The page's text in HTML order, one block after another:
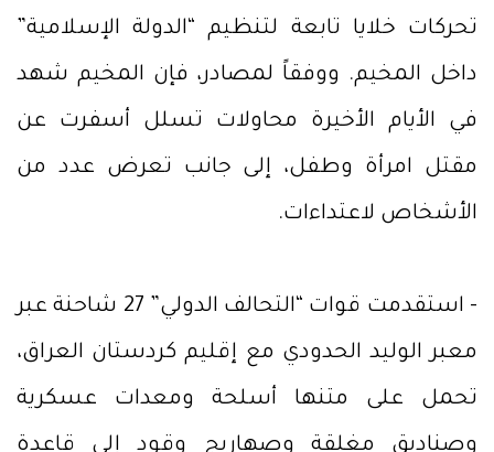
تحركات خلايا تابعة لتنظيم “الدولة الإسلامية”
داخل المخيم. ووفقاً لمصادر، فإن المخيم شهد
في الأيام الأخيرة محاولات تسلل أسفرت عن
مقتل امرأة وطفل، إلى جانب تعرض عدد من
الأشخاص لاعتداءات.
- استقدمت قوات “التحالف الدولي” 27 شاحنة عبر
معبر الوليد الحدودي مع إقليم كردستان العراق،
تحمل على متنها أسلحة ومعدات عسكرية
وصناديق مغلقة وصهاريج وقود إلى قاعدة